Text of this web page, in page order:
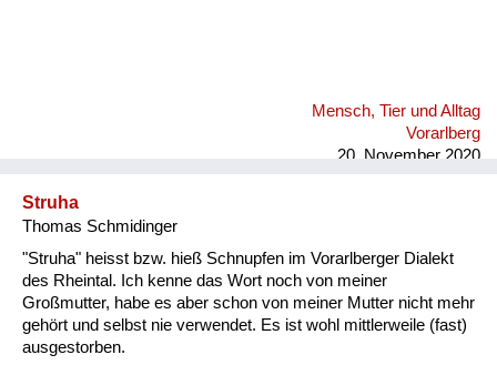
Mensch, Tier und Alltag
Vorarlberg
20. November 2020
Struha
Thomas Schmidinger
"Struha" heisst bzw. hieß Schnupfen im Vorarlberger Dialekt
des Rheintal. Ich kenne das Wort noch von meiner
Großmutter, habe es aber schon von meiner Mutter nicht mehr
gehört und selbst nie verwendet. Es ist wohl mittlerweile (fast)
ausgestorben.